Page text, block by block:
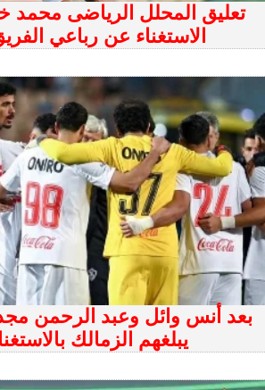
تعليق المحلل الرياضى محمد
الاستغناء عن رباعي
بعد أنس وائل وعبد الرحمن
يبلغهم الزمالك